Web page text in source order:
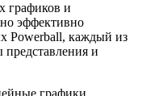
графиков и
эффективно
Powerball, каждый из
представления и